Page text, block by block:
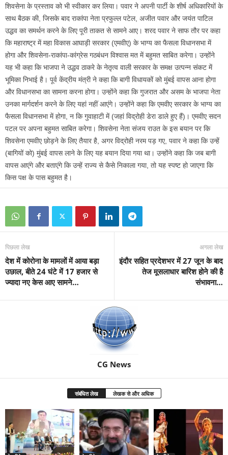
शिवसेना के प्रस्ताव को भी स्वीकार कर लिया। पवार ने अपनी पार्टी के शीर्ष अधिकारियों के
साथ बैठक की, जिसके बाद राकांपा नेता प्रफुल्ल पटेल, अजीत पवार और जयंत पाटिल
उद्धव का समर्थन करने के लिए पूरी ताकत से सामने आए। शरद पवार ने साफ तौर पर कहा
कि महाराष्ट्र में महा विकास आघाड़ी सरकार (एमवीए) के भाग्य का फैसला विधानसभा में
होगा और शिवसेना-राकांपा-कांग्रेस गठबंधन विश्वास मत में बहुमत साबित करेगा। उन्होंने
यह भी कहा कि भाजपा ने उद्धव ठाकरे के नेतृत्व वाली सरकार के समक्ष उत्पन्न संकट में
भूमिका निभाई है। पूर्व केंद्रीय मंत्री ने कहा कि बागी विधायकों को मुंबई वापस आना होगा
और विधानसभा का सामना करना होगा। उन्होंने कहा कि गुजरात और असम के भाजपा नेता
उनका मार्गदर्शन करने के लिए यहां नहीं आएंगे। उन्होंने कहा कि एमवीए सरकार के भाग्य का
फैसला विधानसभा में होगा, न कि गुवाहाटी में (जहां विद्रोही डेरा डाले हुए हैं)। एमवीए सदन
पटल पर अपना बहुमत साबित करेगा। शिवसेना नेता संजय राउत के इस बयान पर कि
शिवसेना एमवीए छोड़ने के लिए तैयार है, अगर विद्रोही नरम पड़ गए, पवार ने कहा कि उन्हें
(बागियों को) मुंबई वापस लाने के लिए यह बयान दिया गया था। उन्होंने कहा कि जब बागी
वापस आएंगे और बताएंगे कि उन्हें राज्य से कैसे निकाला गया, तो यह स्पष्ट हो जाएगा कि
किस पक्ष के पास बहुमत है।
पिछला लेख
देश में कोरोना के मामलों में आया बड़ा
उछाल, बीते 24 घंटे में 17 हजार से
ज्यादा नए केस आए सामने…
अगला लेख
इंदौर सहित प्रदेशभर में 27 जून के बाद
तेज मूसलाधार बारिश होने की है
संभावना…
CG News
संबंधित लेख लेखक से और अधिक